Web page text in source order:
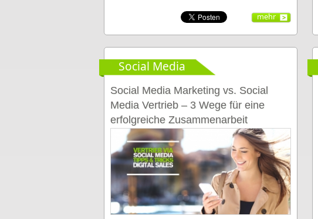
mehr
Social Media
Social Media Marketing vs. Social
Media Vertrieb – 3 Wege für eine
erfolgreiche Zusammenarbeit